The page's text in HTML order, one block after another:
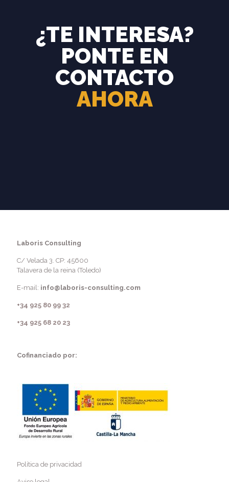
¿TE INTERESA?
PONTE EN
CONTACTO
AHORA
Laboris Consulting
C/ Velada 3. CP: 45600
Talavera de la reina (Toledo)
E-mail: info@laboris-consulting.com
+34 925 80 99 32
+34 925 68 20 23
Cofinanciado por:
Política de privacidad